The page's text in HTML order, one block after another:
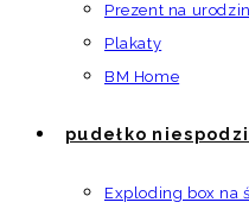
Prezent na
Plakaty
BM Home
pudełko
Exploding box na